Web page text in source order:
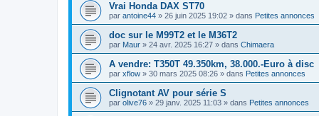
Vrai Honda DAX ST70
par antoine44 » 26 juin 2025 19:02 » dans Petites annonces
doc sur le M99T2 et le M36T2
par Maur » 24 avr. 2025 16:27 » dans Chimaera
A vendre: T350T 49.350km, 38.000.-Euro à disc
par xflow » 30 mars 2025 08:26 » dans Petites annonces
Clignotant AV pour série S
par olive76 » 29 janv. 2025 11:03 » dans Petites annonces